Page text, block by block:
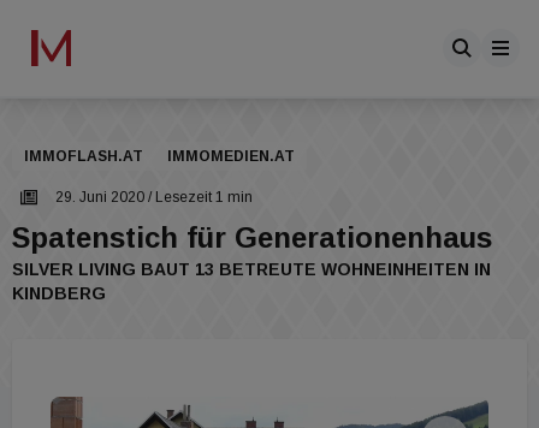
IMMOFLASH.AT IMMOMEDIEN.AT
29. Juni 2020 / Lesezeit 1 min
Spatenstich für Generationenhaus
SILVER LIVING BAUT 13 BETREUTE WOHNEINHEITEN IN
KINDBERG